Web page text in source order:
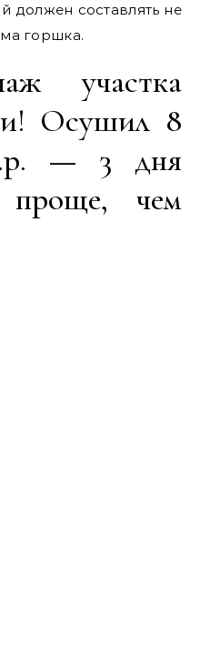
должен составлять не
горшка.
участка
Осушил 8
— 3 дня
чем